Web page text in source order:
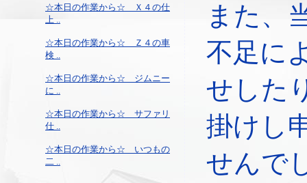
☆本日の作業から☆ Ｘ４の仕
上 ..
☆本日の作業から☆ Ｚ４の車
検 ..
☆本日の作業から☆ ジムニー
に ..
☆本日の作業から☆ サファリ
仕 ..
☆本日の作業から☆ いつもの
二 ..
また、
不足に
せした
掛けし
せんで